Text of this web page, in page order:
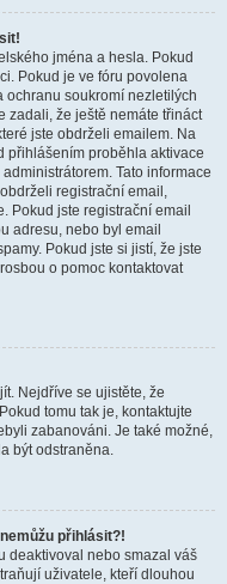
jména a hesla. Pokud
Pokud je ve fóru povolena
ochranu soukromí nezletilých
zadali, že ještě nemáte třináct
jste obdrželi emailem. Na
přihlášením proběhla aktivace
Tato informace
registrační email,
Pokud jste registrační email
adresu, nebo byl email
Pokud jste si jistí, že jste
o pomoc kontaktovat
Nejdříve se ujistěte, že
tomu tak je, kontaktujte
zabanováni. Je také možné,
být odstraněna.
přihlásit?!
deaktivoval nebo smazal váš
uživatele, kteří dlouhou